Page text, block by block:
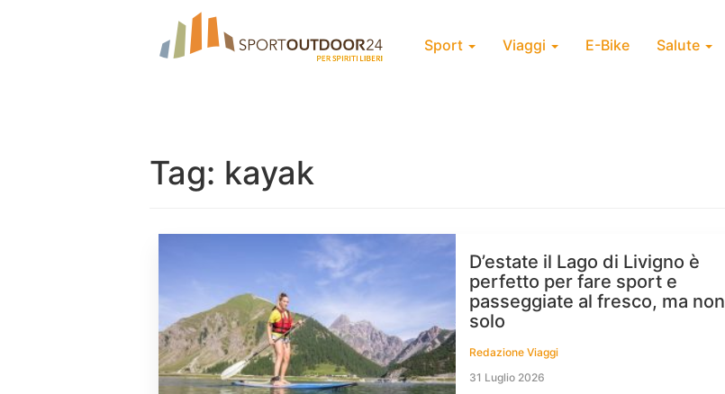
Sport Viaggi E-Bike Salute
Tag: kayak
D’estate il Lago di Livigno è
perfetto per fare sport e
passeggiate al fresco, ma non
solo
Redazione Viaggi
31 Luglio 2026